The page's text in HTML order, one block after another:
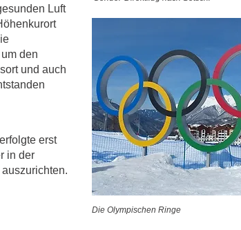
Luft
den
und auch
erst
in der
Die Olympischen Ringe